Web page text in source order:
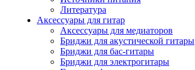
Литература
Аксессуары для гитар
Аксессуары для медиаторов
Бриджи для акустической гитары
Бриджи для бас-гитары
Бриджи для электрогитары